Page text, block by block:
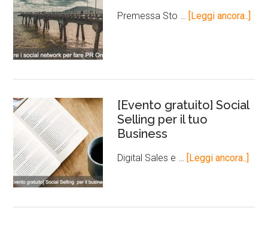
Premessa Sto … [Leggi ancora..]
[Evento gratuito] Social
Selling per il tuo
Business
Digital Sales e … [Leggi ancora..]